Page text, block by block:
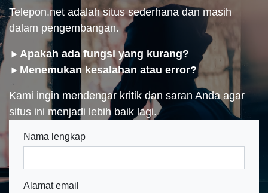
Telepon.net adalah situs sederhana dan masih
dalam pengembangan.
Apakah ada fungsi yang kurang?
Menemukan kesalahan atau error?
Kami ingin mendengar kritik dan saran Anda agar
situs ini menjadi lebih baik lagi.
Nama lengkap
Alamat email